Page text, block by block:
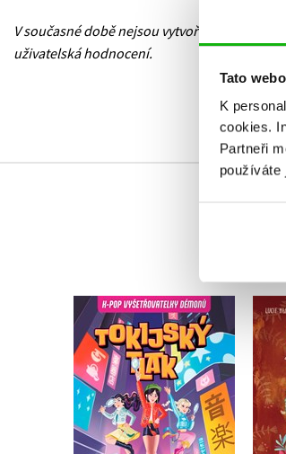
Tato
K
cookies.
Partneři
používáte
V současné době nejsou vytvořena žádná
uživatelská hodnocení.
K-Pop Vyšetřovatelky
démonů
Kolektiv
,
Stacia Deutsch